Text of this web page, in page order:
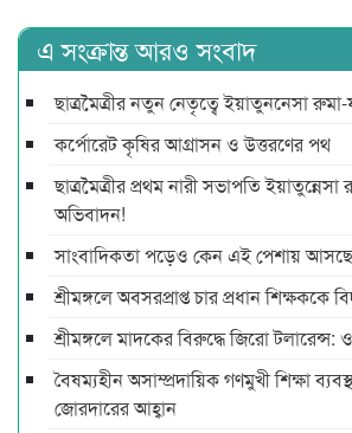
এ সংক্রান্ত আরও সংবাদ
ছাত্রমৈত্রীর নতুন নেতৃত্বে ইয়াতুননেসা রুমা-
কর্পোরেট কৃষির আগ্রাসন ও উত্তরণের পথ
ছাত্রমৈত্রীর প্রথম নারী সভাপ‌তি ইয়াতুন্নেসা
অ‌ভিবাদন!
সাংবাদিকতা পড়েও কেন এই পেশায়
শ্রীমঙ্গলে অবসরপ্রাপ্ত চার প্রধান শিক্ষককে
শ্রীমঙ্গলে মাদকের বিরুদ্ধে জিরো টলারেন্স:
বৈষম্যহীন অসাম্প্রদায়িক গণমুখী শিক্ষা
জোরদারের আহ্বান